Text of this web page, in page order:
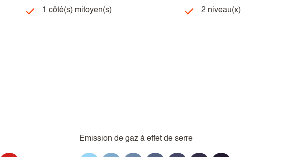
1 côté(s) mitoyen(s) 2 niveau(x)
Emission de gaz à effet de serre